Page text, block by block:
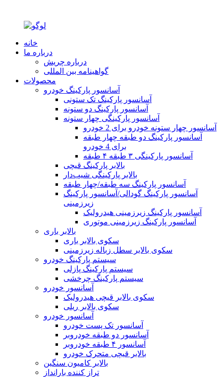
خانه
درباره ما
درباره چریش
گواهینامه بین المللی
محصولات
آسانسور پارکینگ خودرو
آسانسور پارکینگ تک ستونی
آسانسور پارکینگ دو ستونه
آسانسور پارکینگی چهار ستونه
آسانسور چهار ستونه خودرو برای 2 خودرو
آسانسور پارکینگ دو طبقه چهار طبقه
برای 4 خودرو
آسانسور پارکینگی ۳ طبقه ۴ طبقه
بالابر پارکینگ قیچی
بالابر پارکینگی شیب‌دار
آسانسور پارکینگ سه طبقه/چهار طبقه
آسانسور پارکینگ گودالی/آسانسور پارکینگ
زیرزمینی
آسانسور پارکینگ زیرزمینی هیدرولیک
آسانسور پارکینگ زیرزمینی موتوری
بالابر باری
سکوی بالابر باری
سکوی بالابر سطل زباله زیرزمینی
سیستم پارکینگ خودرو
سیستم پارکینگ پازلی
سیستم پارکینگ چرخشی
آسانسور خودرو
سکوی بالابر قیچی هیدرولیک
سکوی بالابر ریلی
آسانسور خودرو
آسانسور تک پست خودرو
آسانسور دو طبقه خودروبر
آسانسور ۴ طبقه خودروبر
بالابر قیچی متحرک خودرو
بالابر کامیون سنگین
تراز کننده بارانداز